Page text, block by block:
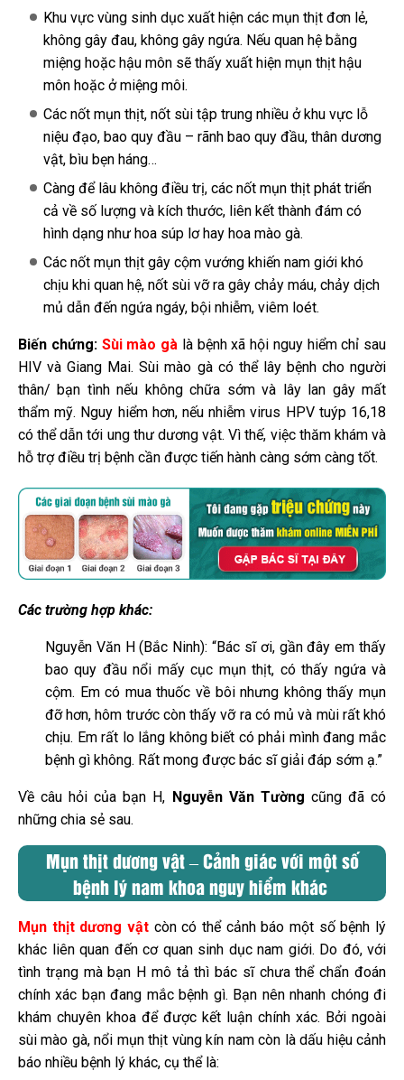
Khu vực vùng sinh dục xuất hiện các mụn thịt đơn lẻ,
không gây đau, không gây ngứa. Nếu quan hệ bằng
miệng hoặc hậu môn sẽ thấy xuất hiện mụn thịt hậu
môn hoặc ở miệng môi.
Các nốt mụn thịt, nốt sùi tập trung nhiều ở khu vực lỗ
niệu đạo, bao quy đầu – rãnh bao quy đầu, thân dương
vật, bìu bẹn háng…
Càng để lâu không điều trị, các nốt mụn thịt phát triển
cả về số lượng và kích thước, liên kết thành đám có
hình dạng như hoa súp lơ hay hoa mào gà.
Các nốt mụn thịt gây cộm vướng khiến nam giới khó
chịu khi quan hệ, nốt sùi vỡ ra gây chảy máu, chảy dịch
mủ dẫn đến ngứa ngáy, bội nhiễm, viêm loét.
Biến chứng: Sùi mào gà là bệnh xã hội nguy hiểm chỉ sau
HIV và Giang Mai. Sùi mào gà có thể lây bệnh cho người
thân/ bạn tình nếu không chữa sớm và lây lan gây mất
thẩm mỹ. Nguy hiểm hơn, nếu nhiễm virus HPV tuýp 16,18
có thể dẫn tới ung thư dương vật. Vì thế, việc thăm khám và
hỗ trợ điều trị bệnh cần được tiến hành càng sớm càng tốt.
Các trường hợp khác:
Nguyễn Văn H (Bắc Ninh): “Bác sĩ ơi, gần đây em thấy
bao quy đầu nổi mấy cục mụn thịt, có thấy ngứa và
cộm. Em có mua thuốc về bôi nhưng không thấy mụn
đỡ hơn, hôm trước còn thấy vỡ ra có mủ và mùi rất khó
chịu. Em rất lo lắng không biết có phải mình đang mắc
bệnh gì không. Rất mong được bác sĩ giải đáp sớm ạ.”
Về câu hỏi của bạn H, Nguyễn Văn Tường cũng đã có
những chia sẻ sau.
Mụn thịt dương vật – Cảnh giác với một số
bệnh lý nam khoa nguy hiểm khác
Mụn thịt dương vật còn có thể cảnh báo một số bệnh lý
khác liên quan đến cơ quan sinh dục nam giới. Do đó, với
tình trạng mà bạn H mô tả thì bác sĩ chưa thể chẩn đoán
chính xác bạn đang mắc bệnh gì. Bạn nên nhanh chóng đi
khám chuyên khoa để được kết luận chính xác. Bởi ngoài
sùi mào gà, nổi mụn thịt vùng kín nam còn là dấu hiệu cảnh
báo nhiều bệnh lý khác, cụ thể là: